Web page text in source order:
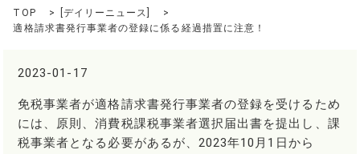
TOP デイリーニュース
適格請求書発行事業者の登録に係る経過措置に注意！
2023-01-17
免税事業者が適格請求書発行事業者の登録を受けるため
には、原則、消費税課税事業者選択届出書を提出し、課
税事業者となる必要があるが、2023年10月1日から